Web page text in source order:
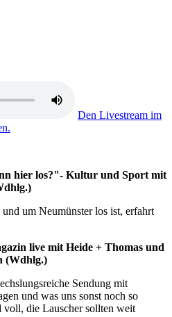
Den Livestream im
hier los?"- Kultur und Sport mit
um Neumünster los ist, erfahrt
live mit Heide + Thomas und
(Wdhlg.)
Sendung mit
und was uns sonst noch so
die Lauscher sollten weit